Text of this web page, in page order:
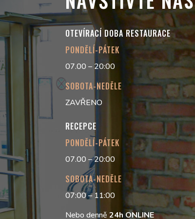
OTEVÍRACÍ DOBA RESTAURACE
PONDĚLÍ-PÁTEK
07.00 – 20:00
SOBOTA-NEDĚLE
ZAVŘENO
RECEPCE
PONDĚLÍ-PÁTEK
07.00 – 20:00
SOBOTA-NEDĚLE
07:00 – 11:00
Nebo denně24h ONLINE